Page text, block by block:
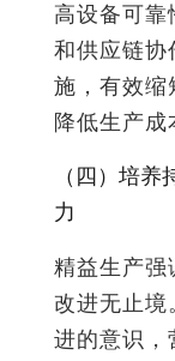
高设备可靠
和供应链协
施，有效缩
降低生产成
（四）培
力
精益生产强
改进无止境
进的意识，